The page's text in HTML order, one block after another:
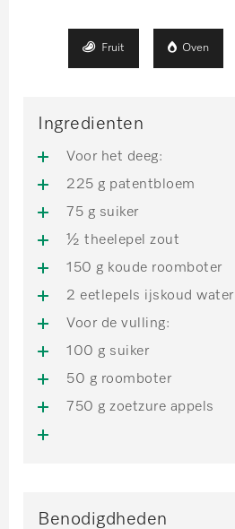
Fruit Oven
Ingredienten
Voor het deeg:
225 g patentbloem
75 g suiker
½ theelepel zout
150 g koude roomboter
2 eetlepels ijskoud water
Voor de vulling:
100 g suiker
50 g roomboter
750 g zoetzure appels
Benodigdheden